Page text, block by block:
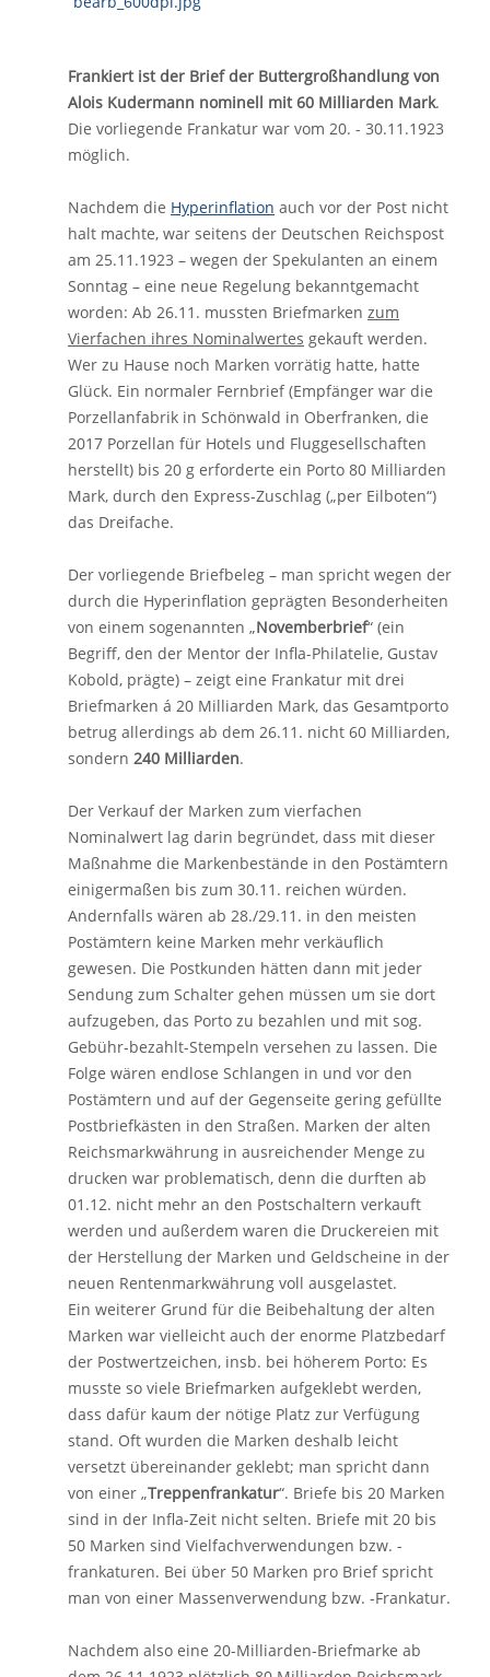
Frankiert ist der Brief der Buttergroßhandlung von
Alois Kudermann nominell mit 60 Milliarden Mark.
Die vorliegende Frankatur war vom 20. - 30.11.1923
möglich.
Nachdem die Hyperinflation auch vor der Post nicht
halt machte, war seitens der Deutschen Reichspost
am 25.11.1923 – wegen der Spekulanten an einem
Sonntag – eine neue Regelung bekanntgemacht
worden: Ab 26.11. mussten Briefmarken zum
Vierfachen ihres Nominalwertes gekauft werden.
Wer zu Hause noch Marken vorrätig hatte, hatte
Glück. Ein normaler Fernbrief (Empfänger war die
Porzellanfabrik in Schönwald in Oberfranken, die
2017 Porzellan für Hotels und Fluggesellschaften
herstellt) bis 20 g erforderte ein Porto 80 Milliarden
Mark, durch den Express-Zuschlag („per Eilboten“)
das Dreifache.
Der vorliegende Briefbeleg – man spricht wegen der
durch die Hyperinflation geprägten Besonderheiten
von einem sogenannten „Novemberbrief“ (ein
Begriff, den der Mentor der Infla-Philatelie, Gustav
Kobold, prägte) – zeigt eine Frankatur mit drei
Briefmarken á 20 Milliarden Mark, das Gesamtporto
betrug allerdings ab dem 26.11. nicht 60 Milliarden,
sondern 240 Milliarden.
Der Verkauf der Marken zum vierfachen
Nominalwert lag darin begründet, dass mit dieser
Maßnahme die Markenbestände in den Postämtern
einigermaßen bis zum 30.11. reichen würden.
Andernfalls wären ab 28./29.11. in den meisten
Postämtern keine Marken mehr verkäuflich
gewesen. Die Postkunden hätten dann mit jeder
Sendung zum Schalter gehen müssen um sie dort
aufzugeben, das Porto zu bezahlen und mit sog.
Gebühr-bezahlt-Stempeln versehen zu lassen. Die
Folge wären endlose Schlangen in und vor den
Postämtern und auf der Gegenseite gering gefüllte
Postbriefkästen in den Straßen. Marken der alten
Reichsmarkwährung in ausreichender Menge zu
drucken war problematisch, denn die durften ab
01.12. nicht mehr an den Postschaltern verkauft
werden und außerdem waren die Druckereien mit
der Herstellung der Marken und Geldscheine in der
neuen Rentenmarkwährung voll ausgelastet.
Ein weiterer Grund für die Beibehaltung der alten
Marken war vielleicht auch der enorme Platzbedarf
der Postwertzeichen, insb. bei höherem Porto: Es
musste so viele Briefmarken aufgeklebt werden,
dass dafür kaum der nötige Platz zur Verfügung
stand. Oft wurden die Marken deshalb leicht
versetzt übereinander geklebt; man spricht dann
von einer „Treppenfrankatur“. Briefe bis 20 Marken
sind in der Infla-Zeit nicht selten. Briefe mit 20 bis
50 Marken sind Vielfachverwendungen bzw. -
frankaturen. Bei über 50 Marken pro Brief spricht
man von einer Massenverwendung bzw. -Frankatur.
Nachdem also eine 20-Milliarden-Briefmarke ab